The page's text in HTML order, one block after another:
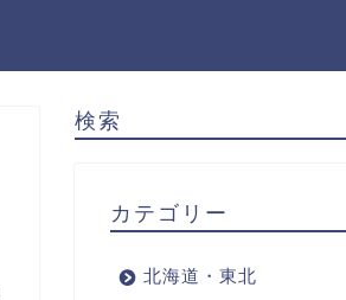
検索
カテゴリー
北海道・東北